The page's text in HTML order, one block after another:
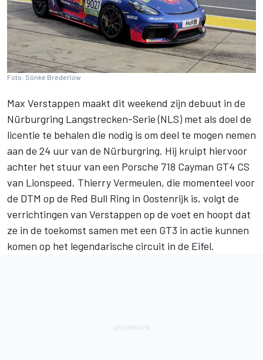
Foto: Sönke Brederlow
Max Verstappen maakt dit weekend zijn debuut in de
Nürburgring Langstrecken-Serie (NLS) met als doel de
licentie te behalen die nodig is om deel te mogen nemen
aan de 24 uur van de Nürburgring. Hij kruipt hiervoor
achter het stuur van een Porsche 718 Cayman GT4 CS
van Lionspeed. Thierry Vermeulen, die momenteel voor
de DTM op de Red Bull Ring in Oostenrijk is, volgt de
verrichtingen van Verstappen op de voet en hoopt dat
ze in de toekomst samen met een GT3 in actie kunnen
komen op het legendarische circuit in de Eifel.